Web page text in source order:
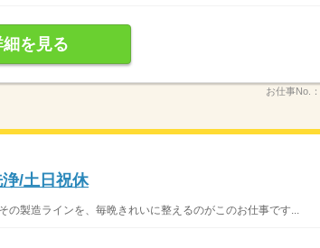
を見る
お仕事No.：
/土日祝休
の製造ラインを、毎晩きれいに整えるのがこのお仕事です...